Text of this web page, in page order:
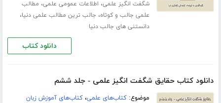
شگفت انگیز علمی، اطلاعات عمومی علمی، مطالب
علمی جالب و کوتاه، جالب ترین مطالب علمی دنیا،
دانستنی های جالب دنیا
دانلود کتاب
دانلود کتاب حقایق شگفت انگیز علمی - جلد ششم
موضوع:کتاب‌های علمی،کتاب‌های آموزش زبان